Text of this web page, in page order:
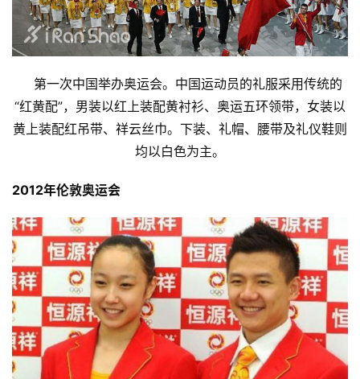
赛
观
察
装
备
训
“红黄配”，男装以红上装配黄衬衫、奥运五环领带，女装以
黄上装配红吊带、祥云丝巾。下装、礼帽、腰带及礼仪鞋则
均以白色为主。
2012年伦敦奥运会